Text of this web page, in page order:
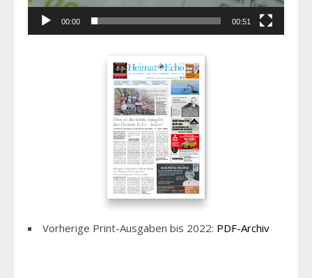
00:00 00:51
Vorherige Print-Ausgaben bis 2022: PDF-Archiv